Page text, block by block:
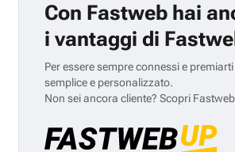
Con Fastweb hai
i vantaggi di
Per essere sempre connessi e
semplice e personalizzato.
Non sei ancora cliente? Scopri